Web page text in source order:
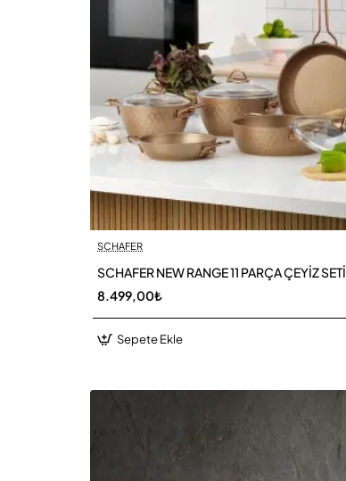
SCHAFER
SCHAFER NEW RANGE 11 PARÇA ÇEYİZ SETİ
8.499,00₺
Sepete Ekle